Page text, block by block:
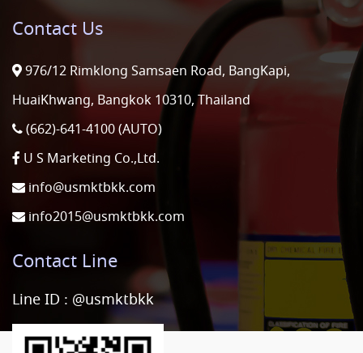
Contact Us
976/12 Rimklong Samsaen Road, BangKapi,
HuaiKhwang, Bangkok 10310, Thailand
(662)-641-4100 (AUTO)
U S Marketing Co.,Ltd.
info@usmktbkk.com
info2015@usmktbkk.com
Contact Line
Line ID : @usmktbkk